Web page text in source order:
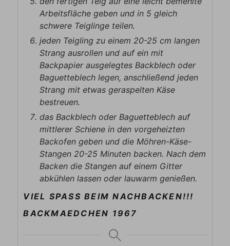
Arbeitsfläche geben und in 5 gleich
schwere Teiglinge teilen.
jeden Teigling zu einem 20-25 cm langen
Strang ausrollen und auf ein mit
Backpapier ausgelegtes Backblech oder
Baguetteblech legen, anschließend jeden
Strang mit etwas geraspelten Käse
bestreuen.
das Backblech oder Baguetteblech auf
mittlerer Schiene in den vorgeheizten
Backofen geben und die Möhren-Käse-
Stangen 20-25 Minuten backen. Nach dem
Backen die Stangen auf einem Gitter
abkühlen lassen oder lauwarm genießen.
VIEL SPASS BEIM NACHBACKEN!!!
BACKMAEDCHEN 1967